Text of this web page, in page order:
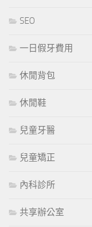
SEO
一日假牙費用
休閒背包
休閒鞋
兒童牙醫
兒童矯正
內科診所
共享辦公室